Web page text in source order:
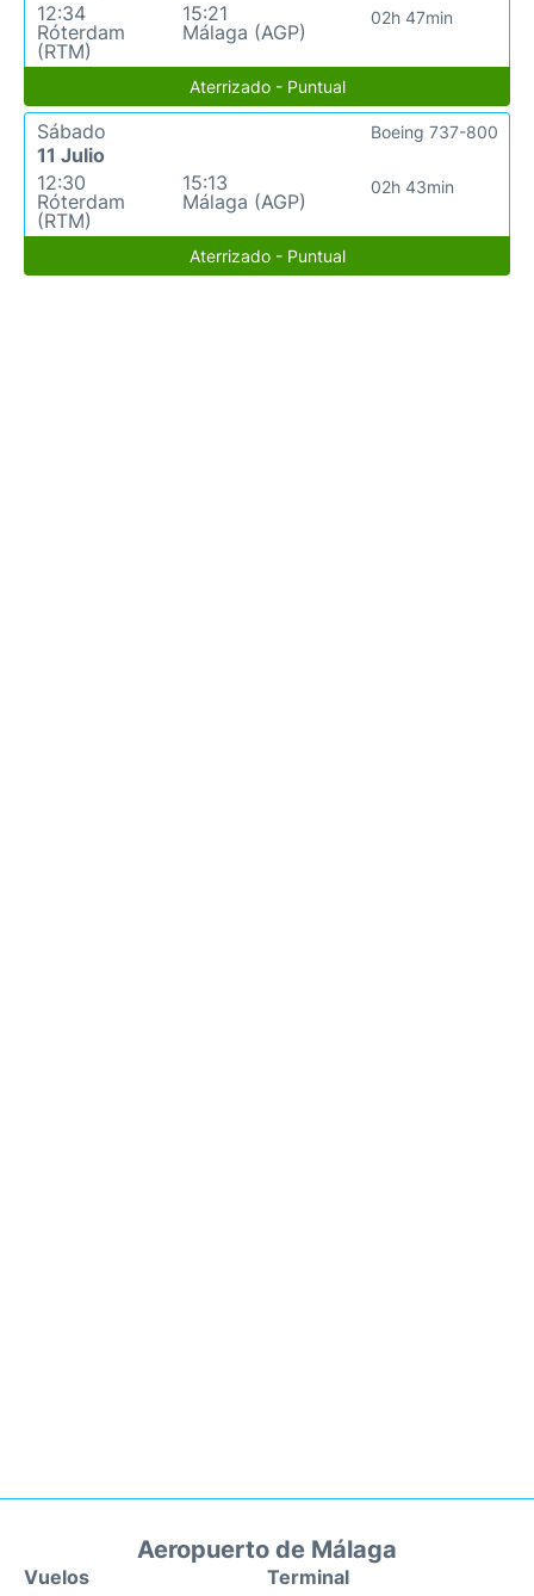
12:34
Róterdam
(RTM)
15:21
Málaga (AGP)
02h 47min
Aterrizado - Puntual
Sábado
11 Julio
12:30
Róterdam
(RTM)
15:13
Málaga (AGP)
02h 43min
Boeing 737-800
Aterrizado - Puntual
Aeropuerto de Málaga
Vuelos Terminal